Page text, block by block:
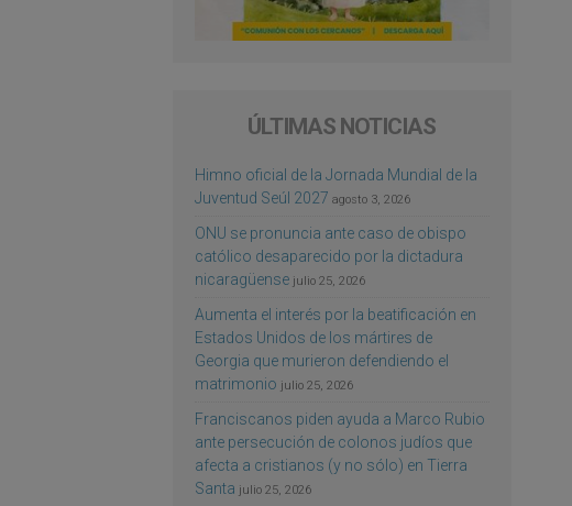
ÚLTIMAS NOTICIAS
Himno oficial de la Jornada Mundial de la
Juventud Seúl 2027 agosto 3, 2026
ONU se pronuncia ante caso de obispo
católico desaparecido por la dictadura
nicaragüense julio 25, 2026
Aumenta el interés por la beatificación en
Estados Unidos de los mártires de
Georgia que murieron defendiendo el
matrimonio julio 25, 2026
Franciscanos piden ayuda a Marco Rubio
ante persecución de colonos judíos que
afecta a cristianos (y no sólo) en Tierra
Santa julio 25, 2026